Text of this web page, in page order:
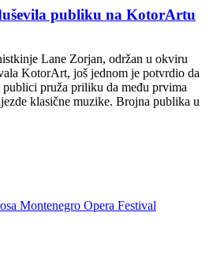
publiku na KotorArtu
Lane Zorjan, održan u okviru
KotorArt, još jednom je potvrdio da
publici pruža priliku da među prvima
klasične muzike. Brojna publika u
Montenegro Opera Festival